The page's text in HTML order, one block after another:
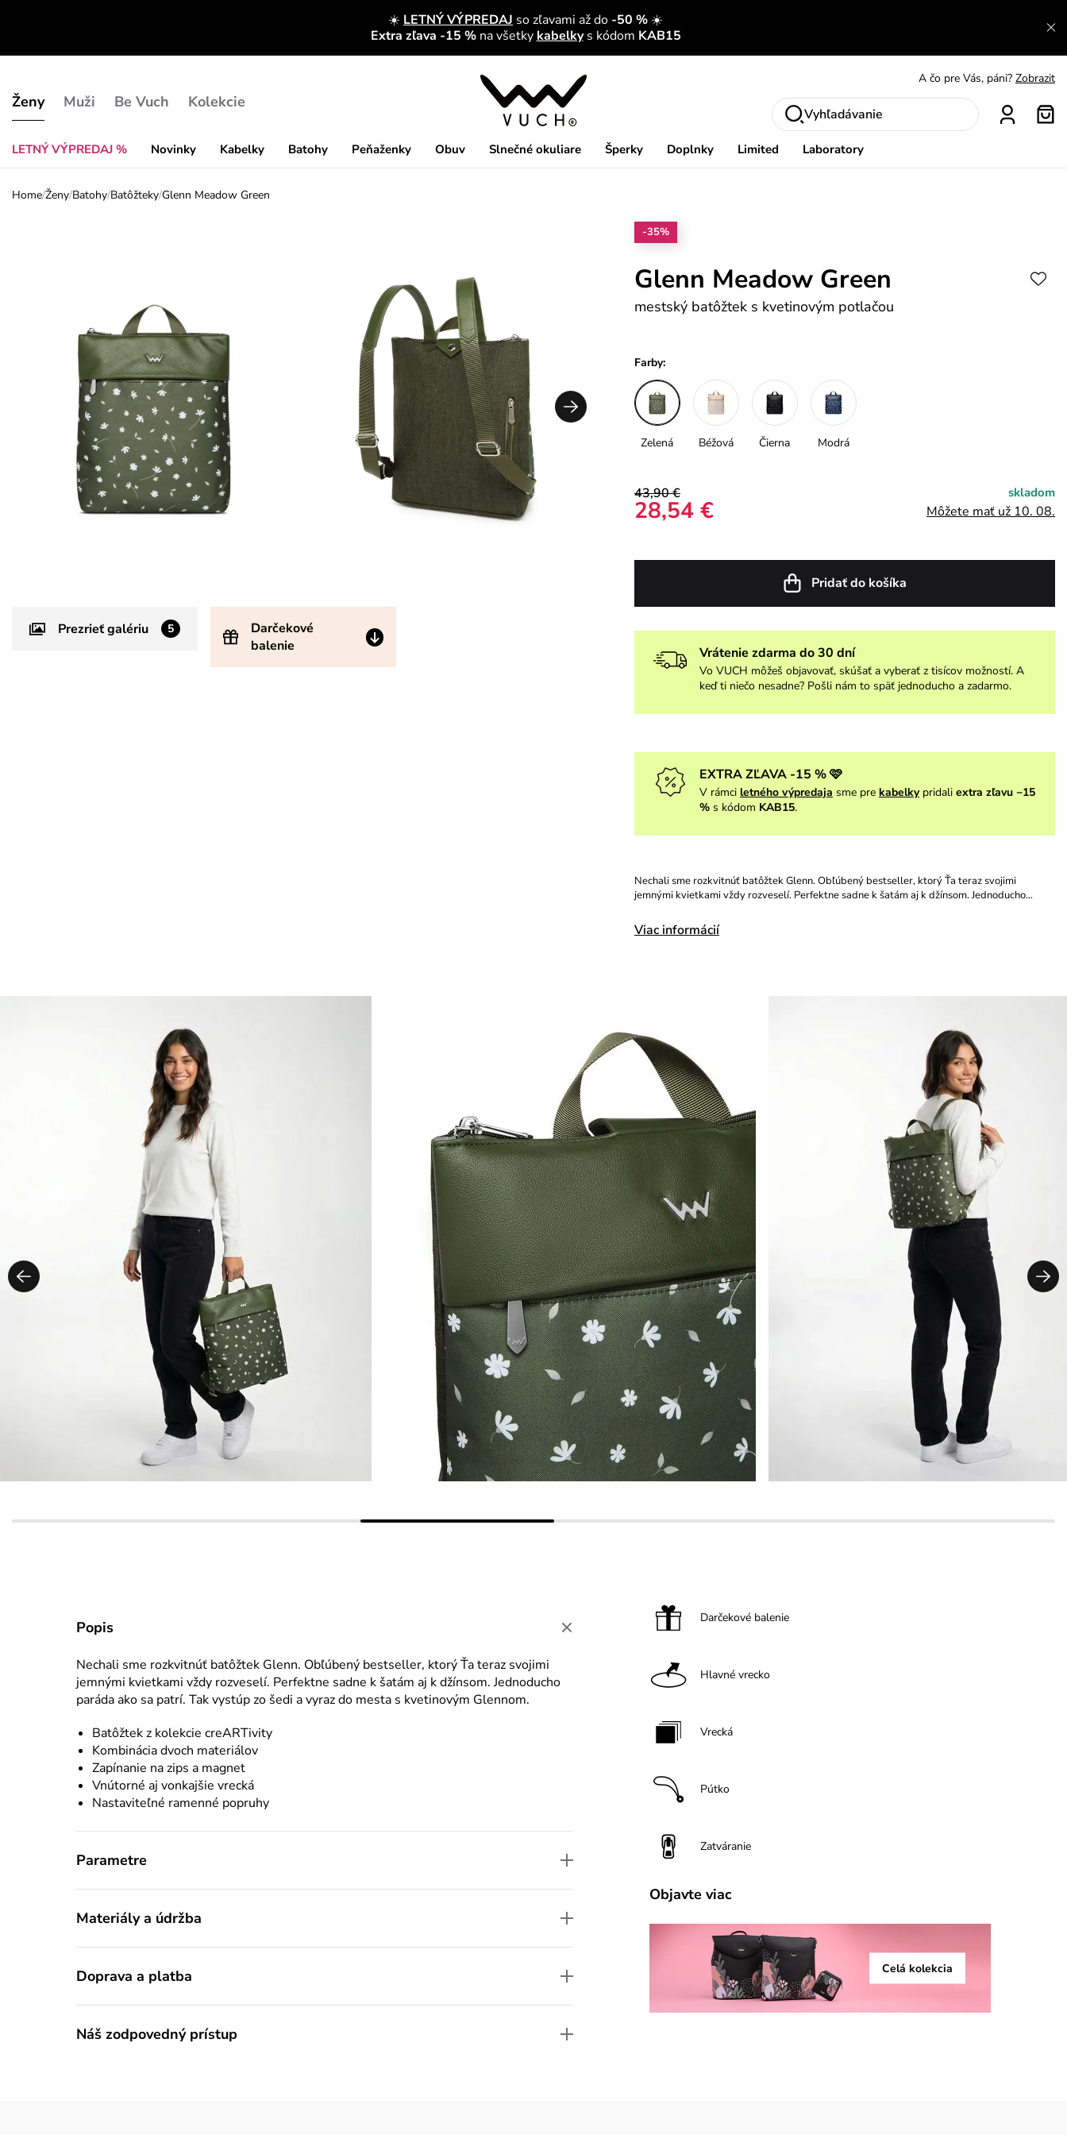
☀️ LETNÝ VÝPREDAJ so zľavami až do -50 % ☀️
Extra zľava -15 %na všetky kabelkys kódom KAB15
Ženy
LETNÝ VÝPREDAJ % Novinky Kabelky Batohy Peňaženky Obuv Slnečné okuliare Šperky Doplnky Limited Laboratory
Muži Be Vuch Kolekcie
A čo pre Vás, páni? Zobrazit
S čím chybu neurobíš? Pozri
Výmena a vrátenie zadarmo Zobraziť
Vyhľadávanie
Home/Ženy/Batohy/Batôžteky/Glenn Meadow Green
Prezrieť galériu 5
Darčekové
balenie
-35%
Glenn Meadow Green
mestský batôžtek s kvetinovým potlačou
Farby:
Zelená Béžová Čierna Modrá
43,90 €
28,54 €
skladom
Môžete mať už 10. 08.
Pridať do košíka
Vrátenie zdarma do 30 dní
Vo VUCH môžeš objavovať, skúšať a vyberať z tisícov možností. A
keď ti niečo nesadne? Pošli nám to späť jednoducho a zadarmo.
EXTRA ZĽAVA -15 % 🩷
V rámci letného výpredaja sme pre kabelky pridali extra zľavu −15
%s kódom KAB15.
Nechali sme rozkvitnúť batôžtek Glenn. Obľúbený bestseller, ktorý Ťa teraz svojimi
jemnými kvietkami vždy rozveselí. Perfektne sadne k šatám aj k džínsom. Jednoducho…
Viac informácií
Popis
Nechali sme rozkvitnúť batôžtek Glenn. Obľúbený bestseller, ktorý Ťa teraz svojimi
jemnými kvietkami vždy rozveselí. Perfektne sadne k šatám aj k džínsom. Jednoducho
paráda ako sa patrí. Tak vystúp zo šedi a vyraz do mesta s kvetinovým Glennom.
Batôžtek z kolekcie creARTivity
Kombinácia dvoch materiálov
Zapínanie na zips a magnet
Vnútorné aj vonkajšie vrecká
Nastaviteľné ramenné popruhy
Parametre
Materiály a údržba
Doprava a platba
Náš zodpovedný prístup
Darčekové balenie
Hlavné vrecko
Vrecká
Pútko
Zatváranie
Objavte viac
Celá kolekcia